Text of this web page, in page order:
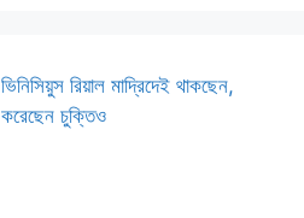
ভিনিসিয়ুস রিয়াল মাদ্রিদেই থাকছেন,
করেছেন চুক্তিও